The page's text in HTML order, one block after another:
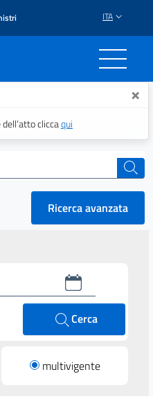
ITA
portale ×
cliccaqui
cerca
Ricerca avanzata
Cerca
multivigente